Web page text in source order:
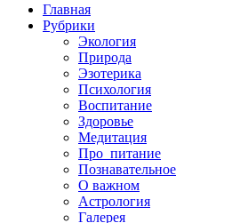
Главная
Рубрики
Экология
Природа
Эзотерика
Психология
Воспитание
Здоровье
Медитация
Про_питание
Познавательное
О важном
Астрология
Галерея